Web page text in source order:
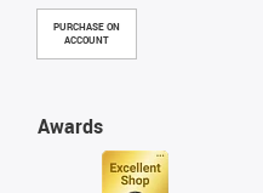
PURCHASE ON
ACCOUNT
Awards